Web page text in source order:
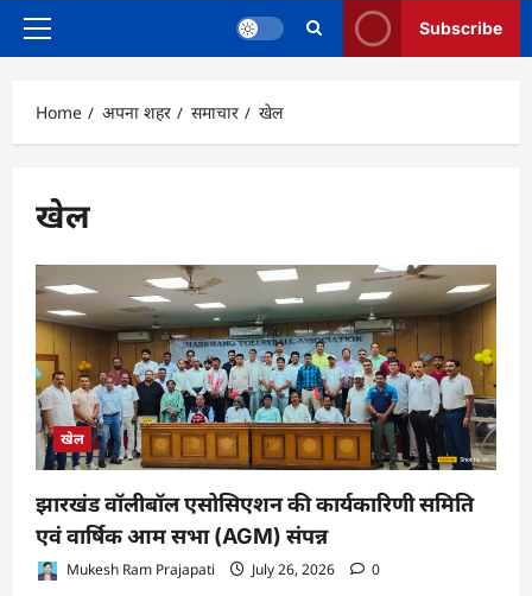
Primary
Subscribe
Home अपना शहर समाचार खेल
खेल
खेल
झारखंड वॉलीबॉल एसोसिएशन की कार्यकारिणी समिति
एवं वार्षिक आम सभा (AGM) संपन्न
Mukesh Ram Prajapati July 26, 2026 0